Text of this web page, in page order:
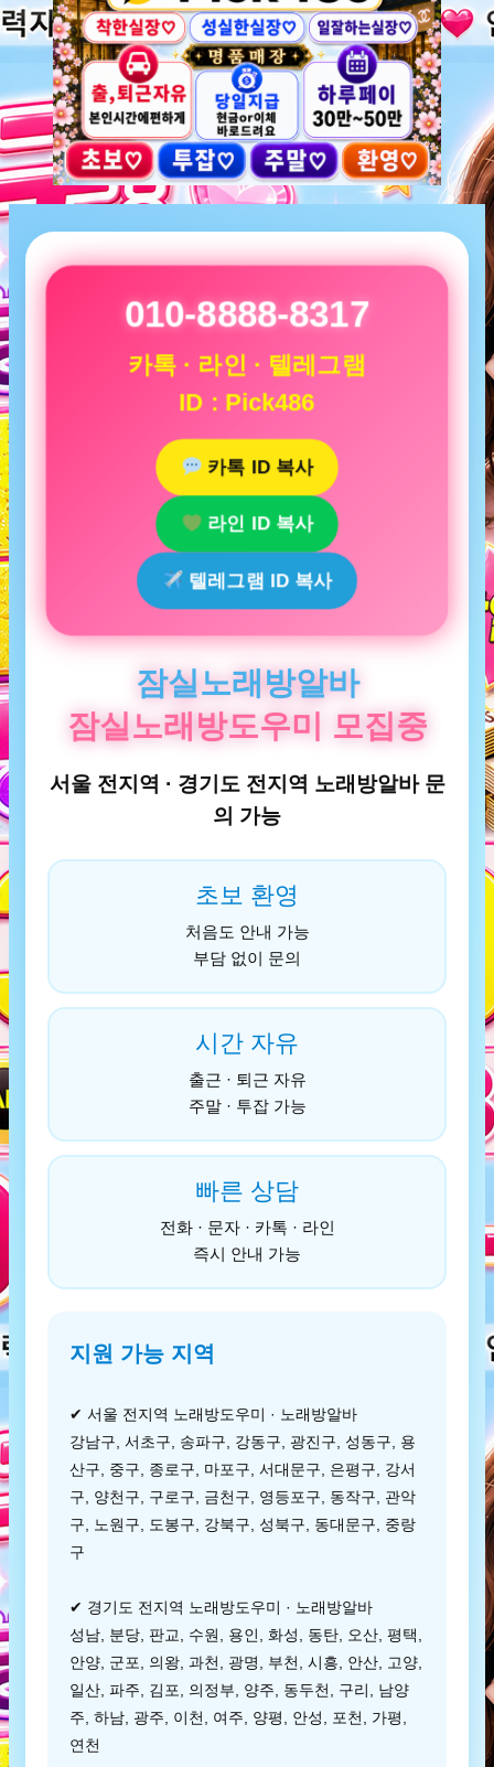
010-8888-8317
카톡 · 라인 · 텔레그램
ID : Pick486
카톡 ID 복사
라인 ID 복사
텔레그램 ID 복사
잠실노래방알바
잠실노래방도우미 모집중
서울 전지역 · 경기도 전지역 노래방알바 문
의 가능
초보 환영
처음도 안내 가능
부담 없이 문의
시간 자유
출근 · 퇴근 자유
주말 · 투잡 가능
빠른 상담
전화 · 문자 · 카톡 · 라인
즉시 안내 가능
지원 가능 지역
✔ 서울 전지역 노래방도우미 · 노래방알바
강남구, 서초구, 송파구, 강동구, 광진구, 성동구, 용
산구, 중구, 종로구, 마포구, 서대문구, 은평구, 강서
구, 양천구, 구로구, 금천구, 영등포구, 동작구, 관악
구, 노원구, 도봉구, 강북구, 성북구, 동대문구, 중랑
구
✔ 경기도 전지역 노래방도우미 · 노래방알바
성남, 분당, 판교, 수원, 용인, 화성, 동탄, 오산, 평택,
안양, 군포, 의왕, 과천, 광명, 부천, 시흥, 안산, 고양,
일산, 파주, 김포, 의정부, 양주, 동두천, 구리, 남양
주, 하남, 광주, 이천, 여주, 양평, 안성, 포천, 가평,
연천